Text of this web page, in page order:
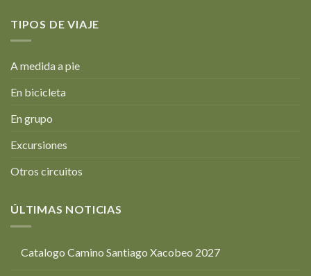
TIPOS DE VIAJE
A medida a pie
En bicicleta
En grupo
Excursiones
Otros circuitos
ÚLTIMAS NOTICIAS
Catalogo Camino Santiago Xacobeo 2027